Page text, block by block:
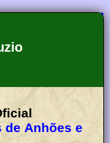
de Anhões e